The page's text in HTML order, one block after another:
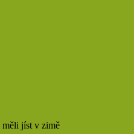
měli jíst v zimě